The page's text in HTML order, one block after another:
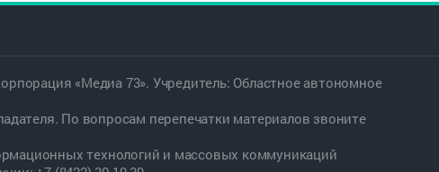
«Медиа 73». Учредитель: Областное автономное
По вопросам перепечатки материалов звоните
технологий и массовых коммуникаций